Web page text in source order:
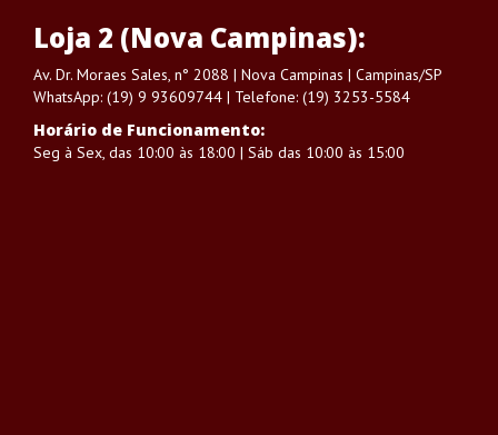
Loja 2 (Nova Campinas):
Av. Dr. Moraes Sales, n° 2088 | Nova Campinas | Campinas/SP
WhatsApp: (19) 9 93609744 | Telefone: (19) 3253-5584
Horário de Funcionamento:
Seg à Sex, das 10:00 às 18:00 | Sáb das 10:00 às 15:00